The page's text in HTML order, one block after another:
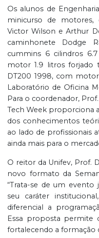
Os alunos de
minicurso de motores,
Victor Wilson e Arthur
caminhonete Dodge
cummins 6 cilindros
motor 1.9 litros forjado
DT200 1998, com
Laboratório de Oficina
Para o coordenador,
Tech Week proporciona
dos conhecimentos
ao lado de profissionais
ainda mais para o
O reitor da Unifev, Prof.
novo formato da
“Trata-se de um
seu caráter
diferencial a
Essa proposta permite
fortalecendo a formação